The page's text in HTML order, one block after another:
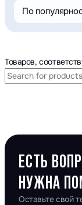
По
Товаров,
ЕСТЬ
НУЖНА
Оставьте свой